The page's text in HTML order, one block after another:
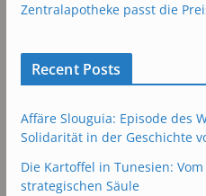
Zentralapotheke passt die
Recent Posts
Affäre Slouguia: Episode des
Solidarität in der Geschichte
Die Kartoffel in Tunesien:
strategischen Säule